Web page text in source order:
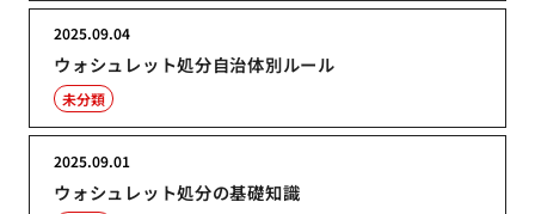
ウォシュレット処分自治体別ルール
2025.09.04
未分類
ウォシュレット処分の基礎知識
2025.09.01